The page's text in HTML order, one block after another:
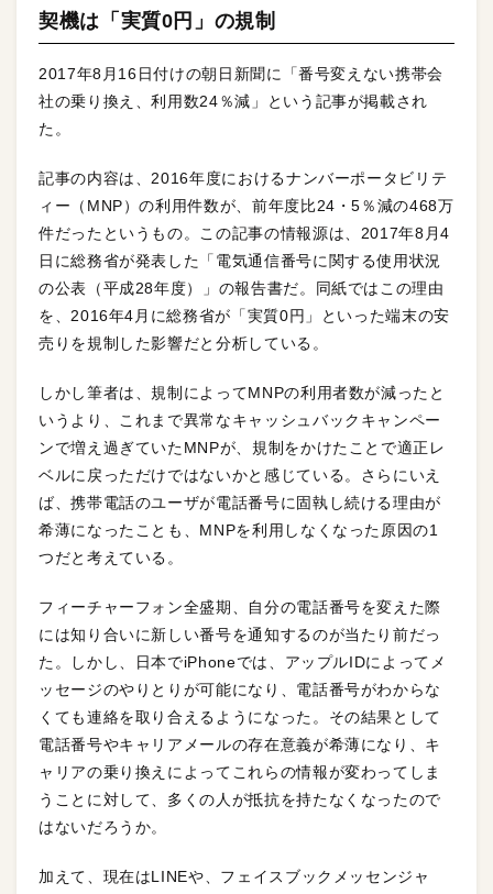
契機は「実質0円」の規制
2017年8月16日付けの朝日新聞に「番号変えない携帯会
社の乗り換え、利用数24％減」という記事が掲載され
た。
記事の内容は、2016年度におけるナンバーポータビリテ
ィー（MNP）の利用件数が、前年度比24・5％減の468万
件だったというもの。この記事の情報源は、2017年8月4
日に総務省が発表した「電気通信番号に関する使用状況
の公表（平成28年度）」の報告書だ。同紙ではこの理由
を、2016年4月に総務省が「実質0円」といった端末の安
売りを規制した影響だと分析している。
しかし筆者は、規制によってMNPの利用者数が減ったと
いうより、これまで異常なキャッシュバックキャンペー
ンで増え過ぎていたMNPが、規制をかけたことで適正レ
ベルに戻っただけではないかと感じている。さらにいえ
ば、携帯電話のユーザが電話番号に固執し続ける理由が
希薄になったことも、MNPを利用しなくなった原因の1
つだと考えている。
フィーチャーフォン全盛期、自分の電話番号を変えた際
には知り合いに新しい番号を通知するのが当たり前だっ
た。しかし、日本でiPhoneでは、アップルIDによってメ
ッセージのやりとりが可能になり、電話番号がわからな
くても連絡を取り合えるようになった。その結果として
電話番号やキャリアメールの存在意義が希薄になり、キ
ャリアの乗り換えによってこれらの情報が変わってしま
うことに対して、多くの人が抵抗を持たなくなったので
はないだろうか。
加えて、現在はLINEや、フェイスブックメッセンジャ